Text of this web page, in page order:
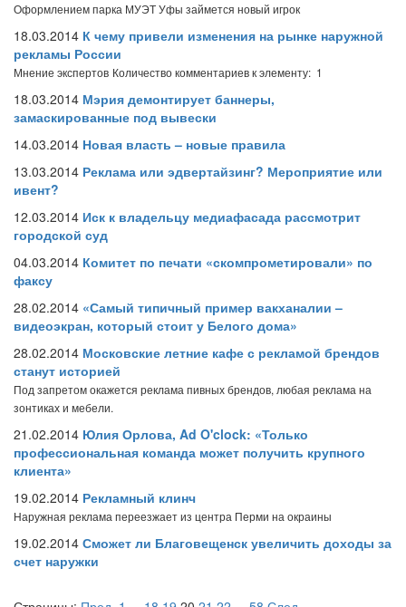
Оформлением парка МУЭТ Уфы займется новый игрок
18.03.2014 К чему привели изменения на рынке наружной
рекламы России
Мнение экспертов Количество комментариев к элементу: 1
18.03.2014 Мэрия демонтирует баннеры,
замаскированные под вывески
14.03.2014 Новая власть – новые правила
13.03.2014 Реклама или эдвертайзинг? Мероприятие или
ивент?
12.03.2014 Иск к владельцу медиафасада рассмотрит
городской суд
04.03.2014 Комитет по печати «скомпрометировали» по
факсу
28.02.2014 «Самый типичный пример вакханалии –
видеоэкран, который стоит у Белого дома»
28.02.2014 Московские летние кафе с рекламой брендов
станут историей
Под запретом окажется реклама пивных брендов, любая реклама на
зонтиках и мебели.
21.02.2014 Юлия Орлова, Ad O'clock: «Только
профессиональная команда может получить крупного
клиента»
19.02.2014 Рекламный клинч
Наружная реклама переезжает из центра Перми на окраины
19.02.2014 Сможет ли Благовещенск увеличить доходы за
счет наружки